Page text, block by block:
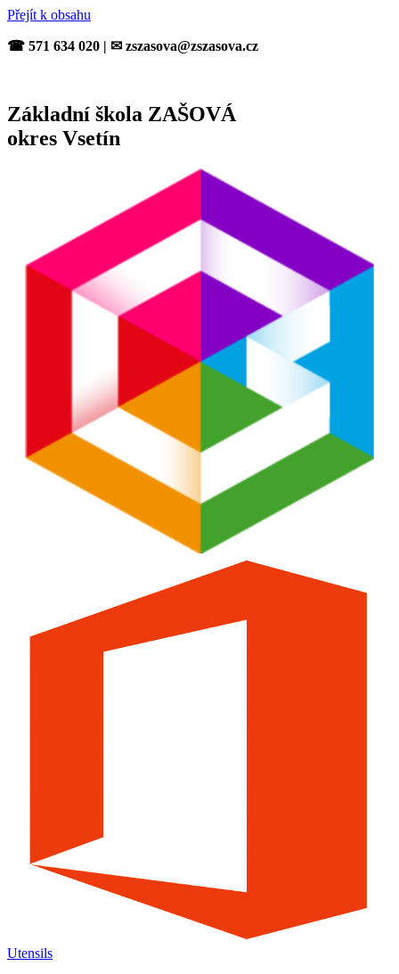
Přejít k obsahu
☎ 571 634 020 | ✉ zszasova@zszasova.cz
Základní škola ZAŠOVÁ
okres Vsetín
Utensils